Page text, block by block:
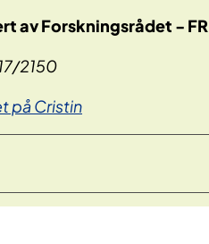
av Forskningsrådet -
2150
på Cristin